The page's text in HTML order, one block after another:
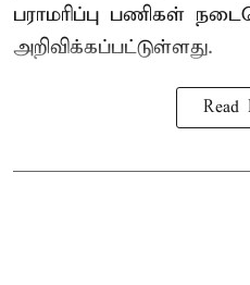
பராமரிப்பு பணிகள்
அறிவிக்கப்பட்டுள்ளது.
Read